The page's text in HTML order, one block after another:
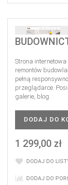
Strona
remontów
pełną
przeglądarce.
galerie, blog.
DODAJ DO
1 299,00 zł
DODAJ DO
DODAJ DO